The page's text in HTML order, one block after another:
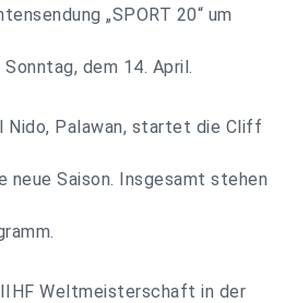
„SPORT 20“ um
dem 14. April.
Nido, Palawan, startet die Cliff
neue Saison. Insgesamt stehen
Weltmeisterschaft in der